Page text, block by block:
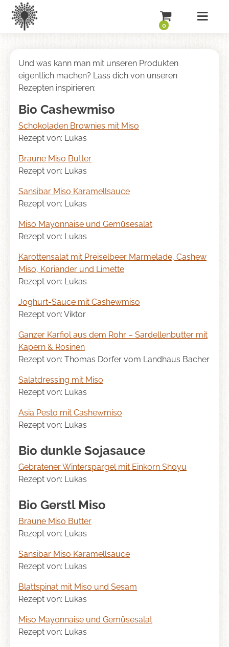
0
Und was kann man mit unseren Produkten
eigentlich machen? Lass dich von unseren
Rezepten inspirieren:
Bio Cashewmiso
Schokoladen Brownies mit Miso
Rezept von: Lukas
Braune Miso Butter
Rezept von: Lukas
Sansibar Miso Karamellsauce
Rezept von: Lukas
Miso Mayonnaise und Gemüsesalat
Rezept von: Lukas
Karottensalat mit Preiselbeer Marmelade, Cashew
Miso, Koriander und Limette
Rezept von: Lukas
Joghurt-Sauce mit Cashewmiso
Rezept von: Viktor
Ganzer Karfiol aus dem Rohr – Sardellenbutter mit
Kapern & Rosinen
Rezept von: Thomas Dorfer vom Landhaus Bacher
Salatdressing mit Miso
Rezept von: Lukas
Asia Pesto mit Cashewmiso
Rezept von: Lukas
Bio dunkle Sojasauce
Gebratener Winterspargel mit Einkorn Shoyu
Rezept von: Lukas
Bio Gerstl Miso
Braune Miso Butter
Rezept von: Lukas
Sansibar Miso Karamellsauce
Rezept von: Lukas
Blattspinat mit Miso und Sesam
Rezept von: Lukas
Miso Mayonnaise und Gemüsesalat
Rezept von: Lukas